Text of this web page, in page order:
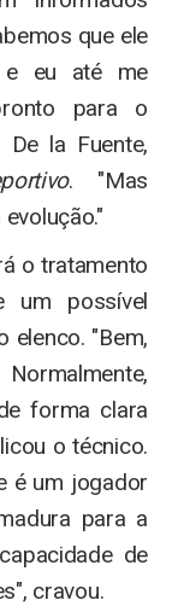
que ele
e eu até me
para o
la Fuente,
. "Mas
o tratamento
um possível
elenco. "Bem,
forma clara
o técnico.
é um jogador
para a
de
cravou.